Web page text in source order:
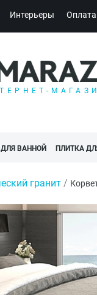
Интерьеры Оплата
ВАННОЙ ПЛИТКА
гранит /